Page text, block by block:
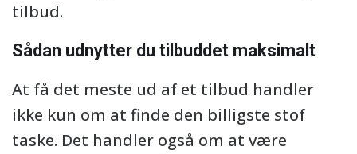
tilbud.
Sådan udnytter du tilbuddet maksimalt
At få det meste ud af et tilbud handler
ikke kun om at finde den billigste stof
taske. Det handler også om at være